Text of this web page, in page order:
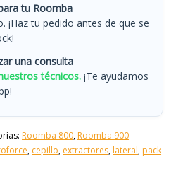
tu Roomba
¡Haz tu pedido antes de que se
una consulta
técnicos. ¡Te ayudamos
Roomba 800, Roomba 900
, cepillo, extractores, lateral, pack